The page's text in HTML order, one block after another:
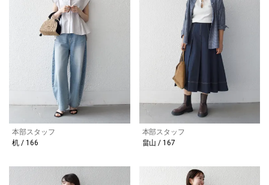
本部スタッフ
机 / 166
本部スタッフ
畠山 / 167